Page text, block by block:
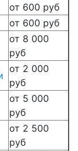
от 600 руб
от 600 руб
от 8 000
руб
от 2 000
руб
от 5 000
руб
от 2 500
руб